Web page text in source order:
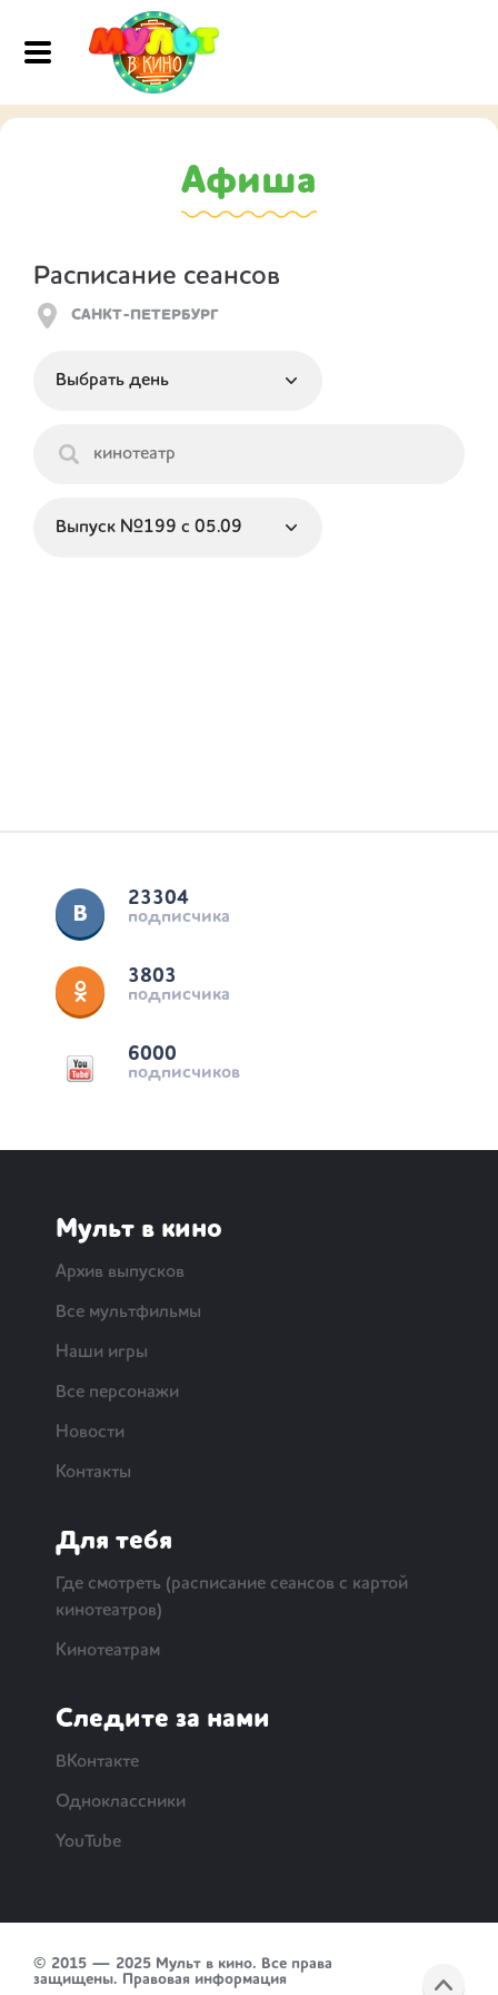
Афиша
Расписание сеансов
23304
подписчика
3803
подписчика
6000
подписчиков
Мульт в кино
Архив выпусков
Все мультфильмы
Наши игры
Все персонажи
Новости
Контакты
Для тебя
Где смотреть (расписание сеансов с картой
кинотеатров)
Кинотеатрам
Следите за нами
ВКонтакте
Одноклассники
YouTube
© 2015 — 2025 Мульт в кино. Все права
защищены. Правовая информация